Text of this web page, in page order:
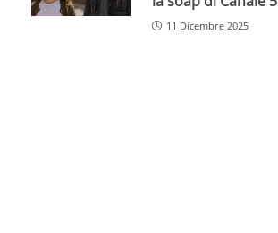
11 Dicembre 2025